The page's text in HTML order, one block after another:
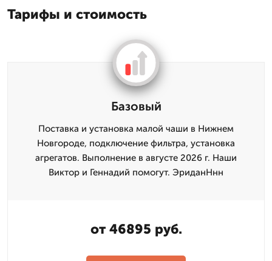
Тарифы и стоимость
Базовый
Поставка и установка малой чаши в Нижнем
Новгороде, подключение фильтра, установка
агрегатов. Выполнение в августе 2026 г. Наши
Виктор и Геннадий помогут. ЭриданНнн
от 46895 руб.